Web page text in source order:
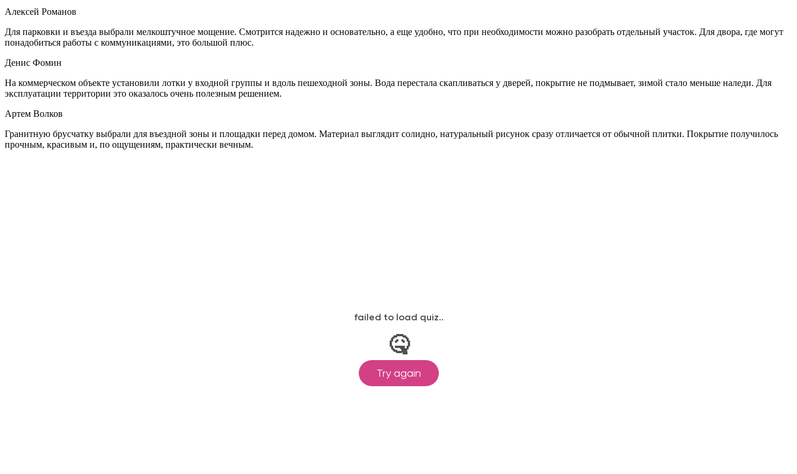
Алексей Романов
Для парковки и въезда выбрали мелкоштучное мощение. Смотрится надежно и основательно, а еще удобно, что при необходимости можно разобрать отдельный участок. Для двора, где могут
понадобиться работы с коммуникациями, это большой плюс.
Денис Фомин
На коммерческом объекте установили лотки у входной группы и вдоль пешеходной зоны. Вода перестала скапливаться у дверей, покрытие не подмывает, зимой стало меньше наледи. Для
эксплуатации территории это оказалось очень полезным решением.
Артем Волков
Гранитную брусчатку выбрали для въездной зоны и площадки перед домом. Материал выглядит солидно, натуральный рисунок сразу отличается от обычной плитки. Покрытие получилось
прочным, красивым и, по ощущениям, практически вечным.